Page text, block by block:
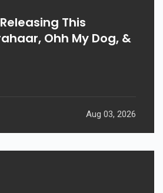
This
Ohh My Dog, &
Aug 03, 2026